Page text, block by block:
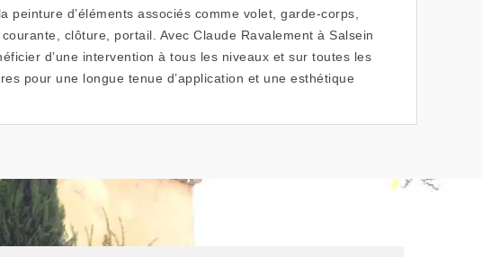
peinture d’éléments associés comme volet, garde-corps,
clôture, portail. Avec Claude Ravalement à Salsein
d’une intervention à tous les niveaux et sur toutes les
pour une longue tenue d’application et une esthétique